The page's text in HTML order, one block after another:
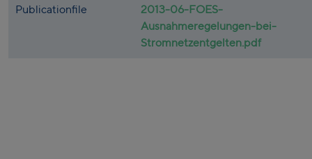
Publicationfile
2013-06-FOES-
Ausnahmeregelungen-bei-
Stromnetzentgelten.pdf